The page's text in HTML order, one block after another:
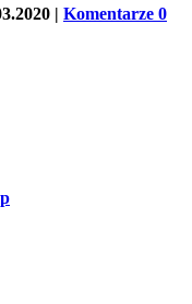
| Komentarze 0